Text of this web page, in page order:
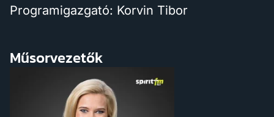
Programigazgató: Korvin Tibor
Műsorvezetők